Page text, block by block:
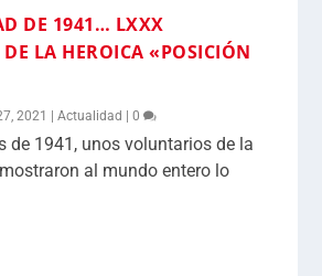
DE 1941… LXXX
LA HEROICA «POSICIÓN
2021 |Actualidad |0
de 1941, unos voluntarios de la
al mundo entero lo